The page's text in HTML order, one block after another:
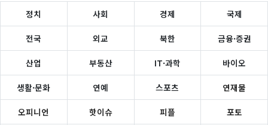
정치 사회 경제 국제
전국 외교 북한 금융·증권
산업 부동산 IT·과학 바이오
생활·문화 연예 스포츠 연재물
오피니언 핫이슈 피플 포토